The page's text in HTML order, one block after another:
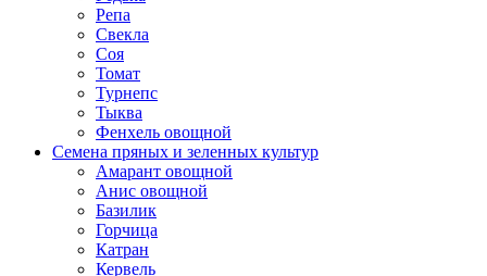
Репа
Свекла
Соя
Томат
Турнепс
Тыква
Фенхель овощной
Семена пряных и зеленных культур
Амарант овощной
Анис овощной
Базилик
Горчица
Катран
Кервель